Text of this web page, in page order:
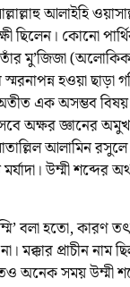
আলাইহি
ছিলেন। কোনো
তাঁর মু’জিজা
হওয়া ছাড়া
এক অসম্ভব
অক্ষর জ্ঞানের
আলামিন
উম্মী শব্দের
বলা হতো, কারণ
মক্কার প্রাচীন নাম
অনেক সময় উম্মী